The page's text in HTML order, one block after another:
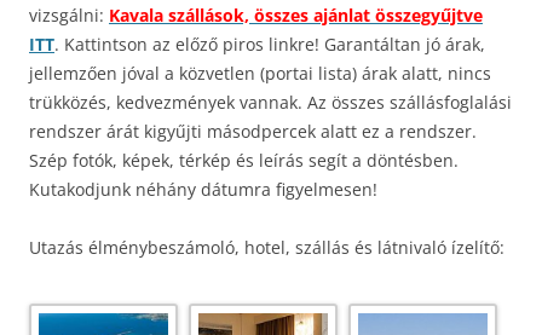
vizsgálni: Kavala szállások, összes ajánlat összegyűjtve
ITT. Kattintson az előző piros linkre! Garantáltan jó árak,
jellemzően jóval a közvetlen (portai lista) árak alatt, nincs
trükközés, kedvezmények vannak. Az összes szállásfoglalási
rendszer árát kigyűjti másodpercek alatt ez a rendszer.
Szép fotók, képek, térkép és leírás segít a döntésben.
Kutakodjunk néhány dátumra figyelmesen!
Utazás élménybeszámoló, hotel, szállás és látnivaló ízelítő: